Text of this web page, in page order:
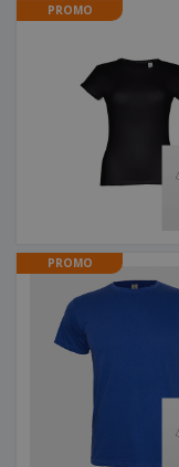
PROMO
PROMO